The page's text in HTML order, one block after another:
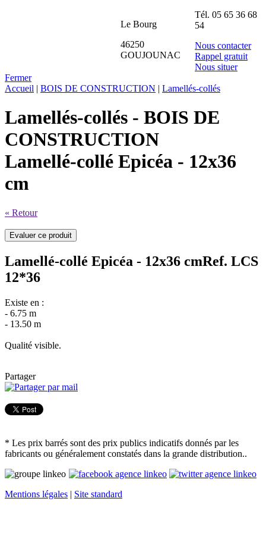
Le Bourg
46250
GOUJOUNAC
Tél. 05 65 36 68
54
Nous contacter
Rappel gratuit
Nous situer
Fermer
Accueil | BOIS DE CONSTRUCTION | Lamellés-collés
Lamellés-collés - BOIS DE
CONSTRUCTION
Lamellé-collé Epicéa - 12x36
cm
« Retour
Lamellé-collé Epicéa - 12x36 cmRef. LCS
12*36
Existe en :
- 6.75 m
- 13.50 m
Qualité visible.
Partager
* Les prix barrés sont des prix publics indicatifs donnés par les
fabricants ou généralement constatés dans la grande distribution..
Mentions légales | Site standard